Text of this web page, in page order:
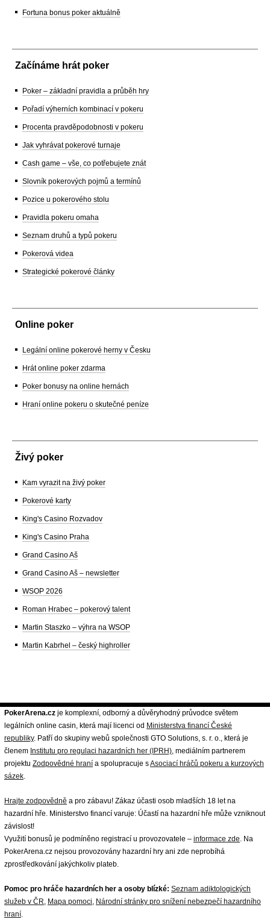
Fortuna bonus poker aktuálně
Začínáme hrát poker
Poker – základní pravidla a průběh hry
Pořadí výherních kombinací v pokeru
Procenta pravděpodobnosti v pokeru
Jak vyhrávat pokerové turnaje
Cash game – vše, co potřebujete znát
Slovník pokerových pojmů a termínů
Pozice u pokerového stolu
Pravidla pokeru omaha
Seznam druhů a typů pokeru
Pokerová videa
Strategické pokerové články
Online poker
Legální online pokerové herny v Česku
Hrát online poker zdarma
Poker bonusy na online hernách
Hraní online pokeru o skutečné peníze
Živý poker
Kam vyrazit na živý poker
Pokerové karty
King's Casino Rozvadov
King's Casino Praha
Grand Casino Aš
Grand Casino Aš – newsletter
WSOP 2026
Roman Hrabec – pokerový talent
Martin Staszko – výhra na WSOP
Martin Kabrhel – český highroller
PokerArena.cz je komplexní, odborný a důvěryhodný průvodce světem
legálních online casin, která mají licenci od Ministerstva financí České
republiky. Patří do skupiny webů společnosti GTO Solutions, s. r. o., která je
členem Institutu pro regulaci hazardních her (IPRH), mediálním partnerem
projektu Zodpovědné hraní a spolupracuje sAsociací hráčů pokeru a kurzových
sázek.
Hrajte zodpovědně a pro zábavu! Zákaz účasti osob mladších 18 let na
hazardní hře. Ministerstvo financí varuje: Účastí na hazardní hře může vzniknout
závislost!
Využití bonusů je podmíněno registrací u provozovatele – informace zde. Na
PokerArena.cz nejsou provozovány hazardní hry ani zde neprobíhá
zprostředkování jakýchkoliv plateb.
Pomoc pro hráče hazardních her a osoby blízké: Seznam adiktologických
služeb v ČR, Mapa pomoci, Národní stránky pro snížení nebezpečí hazardního
hraní.